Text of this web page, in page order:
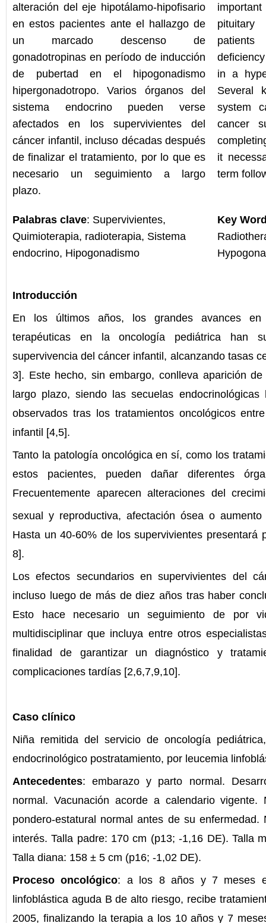
alteración del eje hipotálamo-hipofisario
en estos pacientes ante el hallazgo de
un marcado descenso de
gonadotropinas en período de inducción
de pubertad en el hipogonadismo
hipergonadotropo. Varios órganos del
sistema endocrino pueden verse
afectados en los supervivientes del
cáncer infantil, incluso décadas después
de finalizar el tratamiento, por lo que es
necesario un seguimiento a largo
plazo.
patients
in a
Several
system
cancer
it
term
Palabras clave: Supervivientes,
Quimioterapia, radioterapia, Sistema
endocrino, Hipogonadismo
Key
Introducción
En los últimos años, los grandes avances
terapéuticas en la oncología pediátrica han
supervivencia del cáncer infantil, alcanzando tasas
3]. Este hecho, sin embargo, conlleva aparición
largo plazo, siendo las secuelas
observados tras los tratamientos oncológicos
infantil [4,5].
Tanto la patología oncológica en sí, como los
estos pacientes, pueden dañar diferentes
Frecuentemente aparecen alteraciones del
sexual y reproductiva, afectación ósea o
Hasta un 40-60% de los supervivientes presentará
8].
Los efectos secundarios en supervivientes del
incluso luego de más de diez años tras haber
Esto hace necesario un seguimiento de por
multidisciplinar que incluya entre otros
finalidad de garantizar un diagnóstico y
complicaciones tardías [2,6,7,9,10].
Caso clínico
Niña remitida del servicio de oncología
endocrinológico postratamiento, por leucemia
Antecedentes: embarazo y parto normal.
normal. Vacunación acorde a calendario vigente.
pondero-estatural normal antes de su
interés. Talla padre: 170 cm (p13; -1,16 DE). Talla
Talla diana: 158 ± 5 cm (p16; -1,02 DE).
Proceso oncológico: a los 8 años y 7 meses
linfoblástica aguda B de alto riesgo, recibe
2005, finalizando la terapia a los 10 años y 7